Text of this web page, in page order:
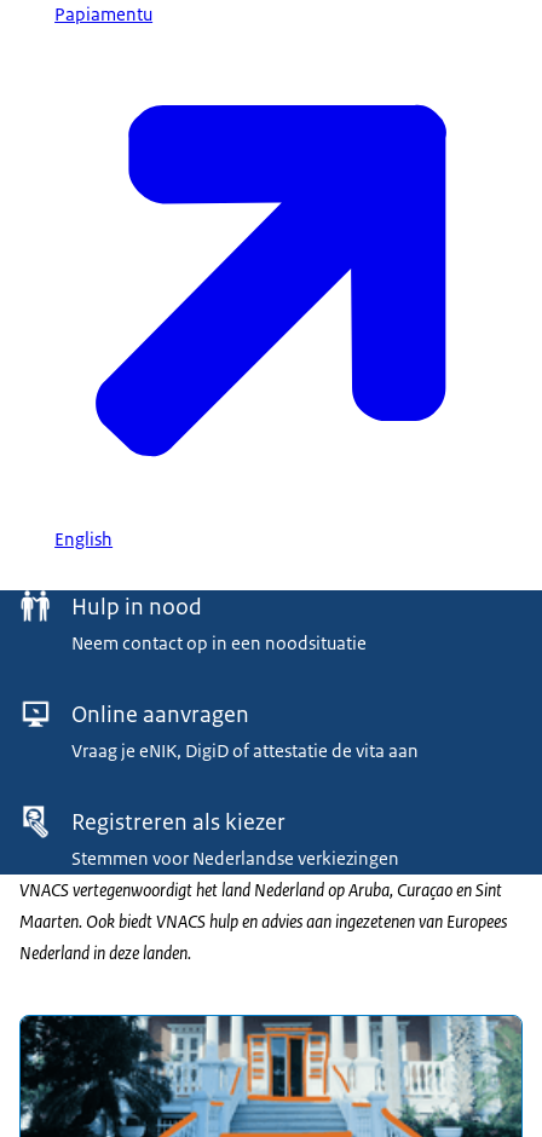
Papiamentu
English
Menu Hulp in nood
Neem contact op in een noodsituatie
Online aanvragen
Vraag je eNIK, DigiD of attestatie de vita aan
Registreren als kiezer
Stemmen voor Nederlandse verkiezingen
VNACS vertegenwoordigt het land Nederland op Aruba, Curaçao en Sint
Maarten. Ook biedt VNACS hulp en advies aan ingezetenen van Europees
Nederland in deze landen.
Uitgelicht